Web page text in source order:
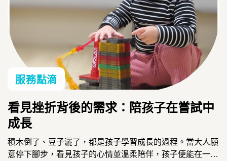
服務點滴
看見挫折背後的需求：陪孩子在嘗試中
成長
積木倒了、豆子灑了，都是孩子學習成長的過程。當大人願
意停下腳步，看見孩子的心情並溫柔陪伴，孩子便能在一次